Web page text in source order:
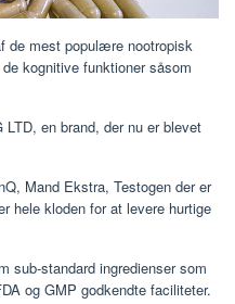
​​de mest populære nootropisk
kognitive funktioner såsom
en brand, der nu er blevet
Mand Ekstra, Testogen der er
hele kloden for at levere hurtige
sub-standard ingredienser som
og GMP godkendte faciliteter.